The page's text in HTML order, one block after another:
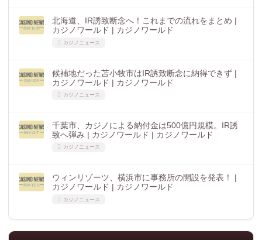
北海道、IR誘致断念へ！これまでの流れをまとめ |
カジノワールド | カジノワールド
カジノニュース
候補地だった苫小牧市はIR誘致断念に納得できず |
カジノワールド | カジノワールド
カジノニュース
千葉市、カジノによる納付金は500億円規模。IR誘
致へ弾み | カジノワールド | カジノワールド
カジノニュース
ウィンリゾーツ、横浜市に事務所の開設を発表！ |
カジノワールド | カジノワールド
カジノニュース